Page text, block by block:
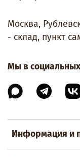
Информация и
Москва,
- склад, пункт
Мы в